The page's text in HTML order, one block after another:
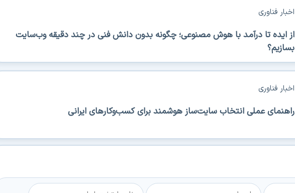
از ایده تا درآمد با هوش مصنوعی؛ چگونه بدون دانش فنی در چند دقیقه وب‌سایت
بسازیم؟
اخبار فناوری
راهنمای عملی انتخاب سایت‌ساز هوشمند برای کسب‌وکارهای ایرانی
اخبار فناوری